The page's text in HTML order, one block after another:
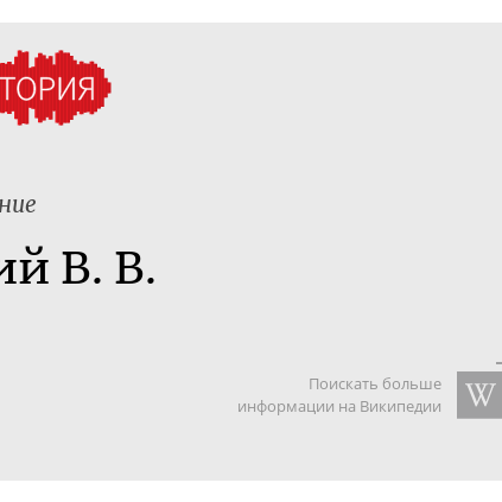
В. В.
Поискать больше
информации на Википедии